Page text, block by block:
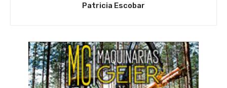
Patricia Escobar